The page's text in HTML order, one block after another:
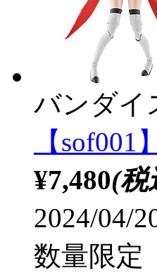
バンダイ
【sof001】
¥7,480(税
2024/04/
数量限定